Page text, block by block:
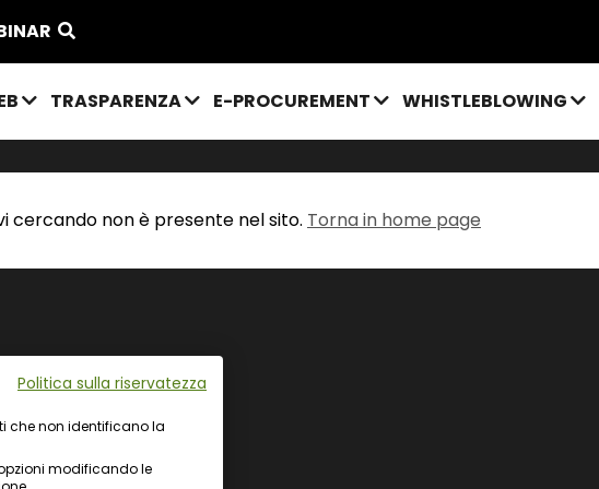
TRASPARENZA E-PROCUREMENT WHISTLEBLOWING
cercando non è presente nel sito. Torna in home page
Avezzano (AQ)
Roma
Gran Sasso d'Italia
01722270665
Politica sulla riservatezza
che non identificano la
modificando le